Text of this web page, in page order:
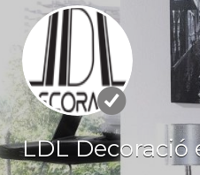
LDL Decoració